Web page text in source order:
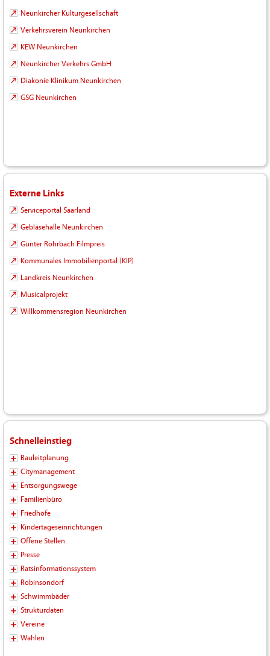
Neunkircher Kulturgesellschaft
Verkehrsverein Neunkirchen
KEW Neunkirchen
Neunkircher Verkehrs GmbH
Diakonie Klinikum Neunkirchen
GSG Neunkirchen
Externe Links
Serviceportal Saarland
Gebläsehalle Neunkirchen
Günter Rohrbach Filmpreis
Kommunales Immobilienportal (KIP)
Landkreis Neunkirchen
Musicalprojekt
Willkommensregion Neunkirchen
Schnelleinstieg
Bauleitplanung
Citymanagement
Entsorgungswege
Familienbüro
Friedhöfe
Kindertageseinrichtungen
Offene Stellen
Presse
Ratsinformationssystem
Robinsondorf
Schwimmbäder
Strukturdaten
Vereine
Wahlen